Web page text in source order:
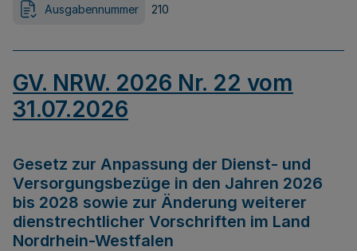
Ausgabennummer 210
GV. NRW. 2026 Nr. 22 vom
31.07.2026
Gesetz zur Anpassung der Dienst- und
Versorgungsbezüge in den Jahren 2026
bis 2028 sowie zur Änderung weiterer
dienstrechtlicher Vorschriften im Land
Nordrhein-Westfalen